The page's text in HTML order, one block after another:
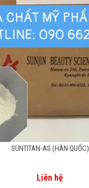
SUNTITAN-AS (HÀN QUỐC)
Liên hệ